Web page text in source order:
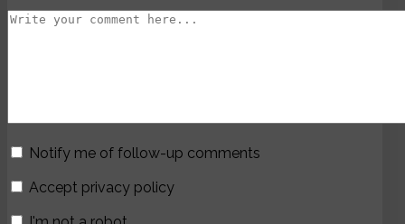
Notify me of follow-up comments
Accept privacy policy